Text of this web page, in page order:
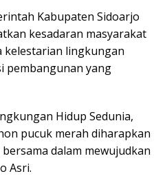
Kabupaten Sidoarjo
kesadaran masyarakat
kelestarian lingkungan
pembangunan yang
Hidup Sedunia,
pucuk merah diharapkan
dalam mewujudkan
Asri.